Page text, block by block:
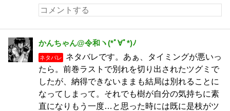
かんちゃん@令和ヽ(*ﾟ∀ﾟ*)ﾉ
ネタバレ
ネタバレです。あぁ、タイミングが悪いっ
たら。前巻ラストで別れを切り出されたツグミで
したが、納得できないままも結局は別れることに
なってしまって。それでも樹が自分の気持ちに素
直になりもう一度…と思った時には既に是枝がツ